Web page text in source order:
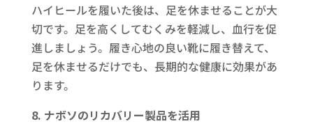
ハイヒールを履いた後は、足を休ませることが大
切です。足を高くしてむくみを軽減し、血行を促
進しましょう。履き心地の良い靴に履き替えて、
足を休ませるだけでも、長期的な健康に効果があ
ります。
8. ナボソのリカバリー製品を活用